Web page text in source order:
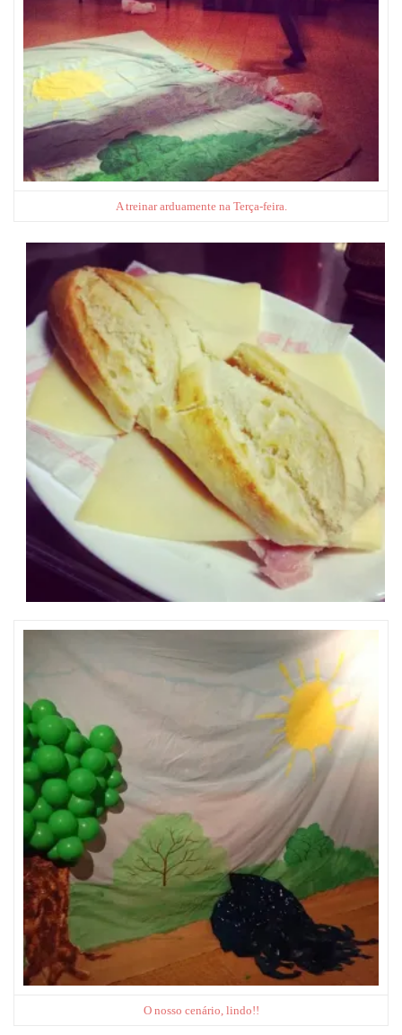
A treinar arduamente na Terça-feira.
O nosso cenário, lindo!!